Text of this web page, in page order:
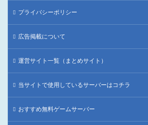
プライバシーポリシー
広告掲載について
運営サイト一覧（まとめサイト）
当サイトで使用しているサーバーはコチラ
おすすめ無料ゲームサーバー